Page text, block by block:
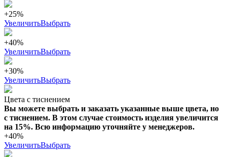
+25%
УвеличитьВыбрать
+40%
УвеличитьВыбрать
+30%
УвеличитьВыбрать
Цвета с тиснением
Вы можете выбрать и заказать указанные выше цвета, но
с тиснением. В этом случае стоимость изделия увеличится
на 15%. Всю информацию уточняйте у менеджеров.
+40%
УвеличитьВыбрать